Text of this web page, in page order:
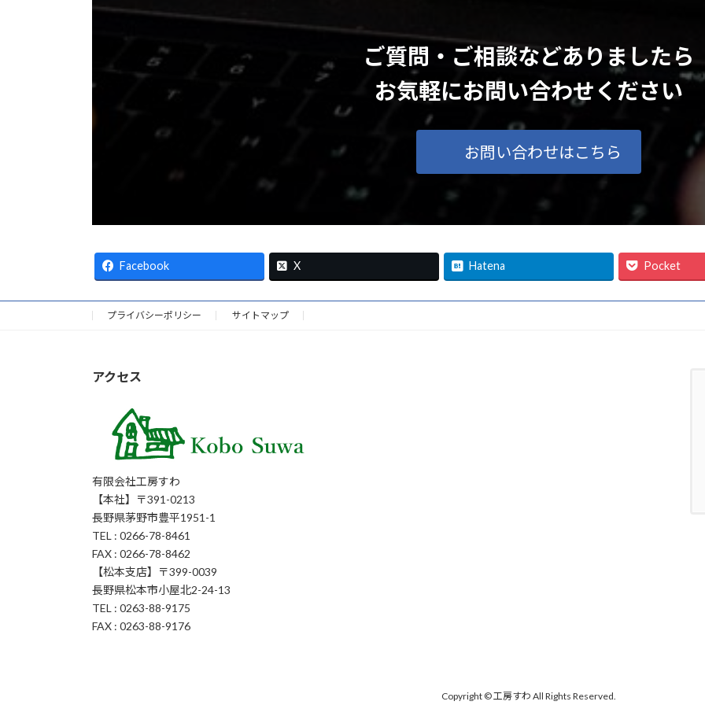
ご質問・ご相談などありましたら
お気軽にお問い合わせください
お問い合わせはこちら
Facebook X Hatena Pocket
プライバシーポリシー サイトマップ
アクセス
有限会社工房すわ
【本社】〒391-0213
長野県茅野市豊平1951-1
TEL : 0266-78-8461
FAX : 0266-78-8462
【松本支店】〒399-0039
長野県松本市小屋北2-24-13
TEL : 0263-88-9175
FAX : 0263-88-9176
Copyright © 工房すわ All Rights Reserved.